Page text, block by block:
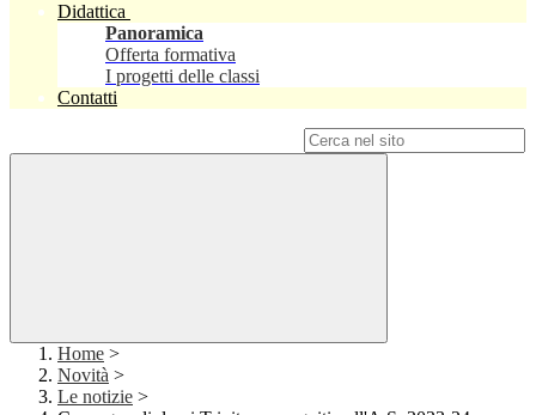
Didattica
Panoramica
Offerta formativa
I progetti delle classi
Contatti
Home >
Novità >
Le notizie >